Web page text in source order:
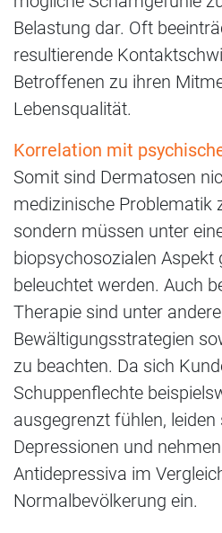
Belastung dar. Oft
resultierende
Betroffenen zu ihren
Lebensqualität.
Korrelation mit
Somit sind Dermatosen
medizinische Problematik
sondern müssen unter
biopsychosozialen Aspekt
beleuchtet werden. Auch
Therapie sind unter
Bewältigungsstrategien
zu beachten. Da sich
Schuppenflechte
ausgegrenzt fühlen,
Depressionen und
Antidepressiva im
Normalbevölkerung ein.